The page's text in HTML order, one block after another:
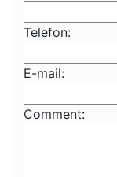
Telefon:
E-mail:
Comment: